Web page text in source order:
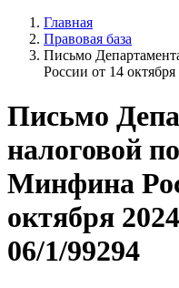
Главная
Правовая база
Письмо
России от 14
Письмо
налоговой
Минфина
октября
06/1/99294